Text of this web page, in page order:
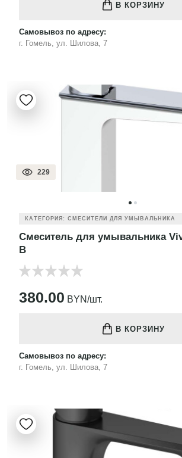
В КОРЗИНУ
Самовывоз по адресу:
г. Гомель, ул. Шилова, 7
229
КАТЕГОРИЯ: СМЕСИТЕЛИ ДЛЯ УМЫВАЛЬНИКА
Смеситель для умывальника
B
380.00 BYN/шт.
В КОРЗИНУ
Самовывоз по адресу:
г. Гомель, ул. Шилова, 7